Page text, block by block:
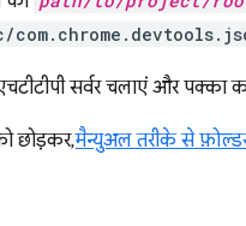
सर्वर चलाएं और पक्का
छोड़कर,मैन्युअल तरीके से